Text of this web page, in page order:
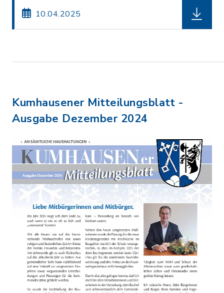
10.04.2025
Kumhausener Mitteilungsblatt -
Ausgabe Dezember 2024